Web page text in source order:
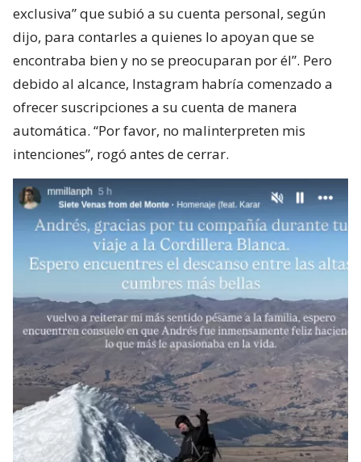
exclusiva” que subió a su cuenta personal, según
dijo, para contarles a quienes lo apoyan que se
encontraba bien y no se preocuparan por él”. Pero
debido al alcance, Instagram habría comenzado a
ofrecer suscripciones a su cuenta de manera
automática. “Por favor, no malinterpreten mis
intenciones”, rogó antes de cerrar.